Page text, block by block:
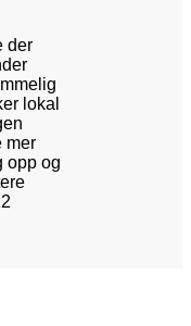
der
lokal
mer
opp og